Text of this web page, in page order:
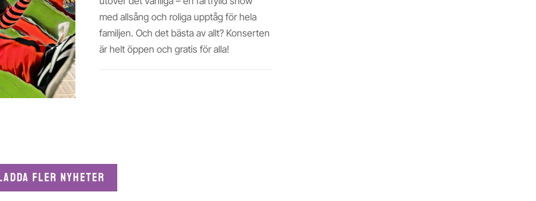
med allsång och roliga upptåg för hela
familjen. Och det bästa av allt? Konserten
är helt öppen och gratis för alla!
fler nyheter